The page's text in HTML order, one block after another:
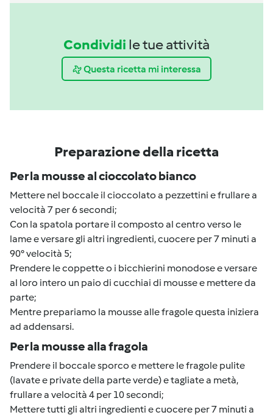
Condividi le tue attività
Questa ricetta mi interessa
Preparazione della ricetta
Per la mousse al cioccolato bianco
Mettere nel boccale il cioccolato a pezzettini e frullare a
velocità 7 per 6 secondi;
Con la spatola portare il composto al centro verso le
lame e versare gli altri ingredienti, cuocere per 7 minuti a
90° velocità 5;
Prendere le coppette o i bicchierini monodose e versare
al loro intero un paio di cucchiai di mousse e mettere da
parte;
Mentre prepariamo la mousse alle fragole questa iniziera
ad addensarsi.
Per la mousse alla fragola
Prendere il boccale sporco e mettere le fragole pulite
(lavate e private della parte verde) e tagliate a metà,
frullare a velocità 4 per 10 secondi;
Mettere tutti gli altri ingredienti e cuocere per 7 minuti a